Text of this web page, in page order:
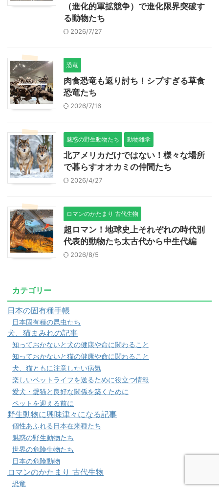
（進化的軍拡競争）で進化限界突破す
る動物たち
2026/7/27
恐竜
肉食恐竜も返り討ち！シブすぎる草食
恐竜たち
2026/7/16
魅惑の野生動物たち 動物雑学
北アメリカだけではない！様々な場所
で暮らすオオカミの仲間たち
2026/4/27
ロマンのかたまり 古代生物
超ロマン！地球史上それぞれの時代別
代表的動物たち太古代から中生代編
2026/8/5
カテゴリー
日本の固有種手帳
日本固有種の昆虫たち
犬、猫まみれの記事
知っておかないと犬の健康や命に関わること
知っておかないと猫の健康や命に関わること
犬、猫ともに注意したい病気
楽しいペットライフを送るために役立つ情報
愛犬・愛猫と良好な関係を築くために
ペットを迎える前に
野生動物に興味津々になる記事
個性あふれる日本在来種たち
魅惑の野生動物たち
世界の危険生物たち
日本の危険動物
ロマンのかたまり 古代生物
恐竜